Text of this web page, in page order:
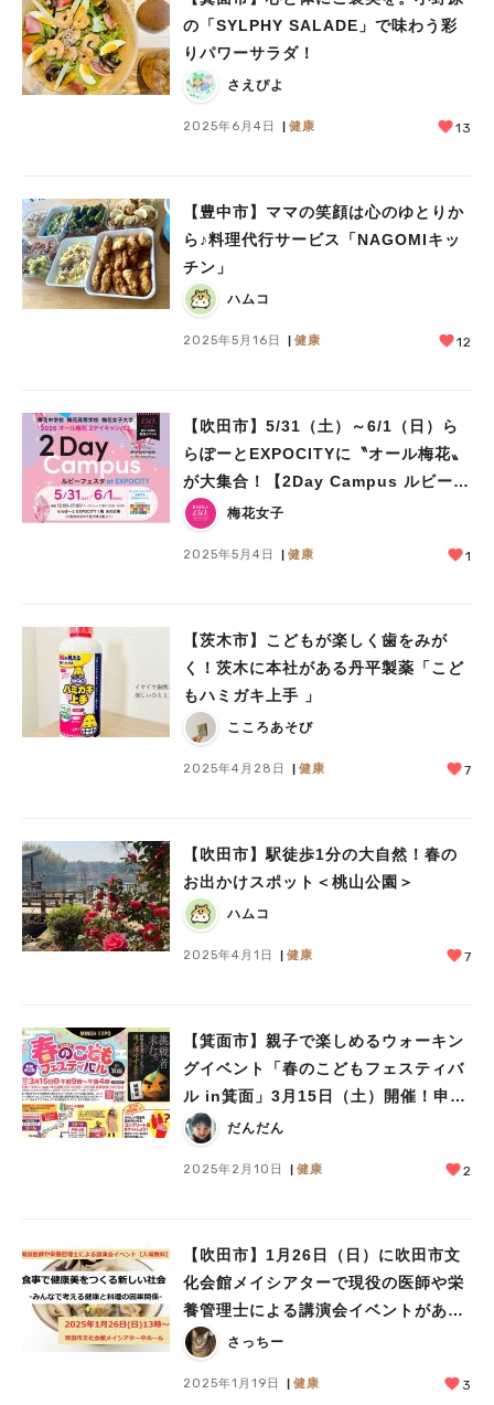
の「SYLPHY SALADE」で味わう彩
りパワーサラダ！
さえぴよ
2025年6月4日 健康 13
【豊中市】ママの笑顔は心のゆとりか
ら♪料理代行サービス「NAGOMIキッ
チン」
ハムコ
2025年5月16日 健康 12
【吹田市】5/31（土）～6/1（日）ら
らぽーとEXPOCITYに〝オール梅花〟
が大集合！【2Day Campus ルビーフ
ェスタ】梅花女子
2025年5月4日 健康 1
【茨木市】こどもが楽しく歯をみが
く！茨木に本社がある丹平製薬「こど
もハミガキ上手 」
こころあそび
2025年4月28日 健康 7
【吹田市】駅徒歩1分の大自然！春の
お出かけスポット＜桃山公園＞
ハムコ
2025年4月1日 健康 7
【箕面市】親子で楽しめるウォーキン
グイベント「春のこどもフェスティバ
ル in箕面」3月15日（土）開催！申込
みは2月25日（火）まで（教えたい／
教えて）
だんだん
2025年2月10日 健康 2
【吹田市】1月26日（日）に吹田市文
化会館メイシアターで現役の医師や栄
養管理士による講演会イベントがある
みたい！入場無料（教えたい／教え
て）
さっちー
2025年1月19日 健康 3